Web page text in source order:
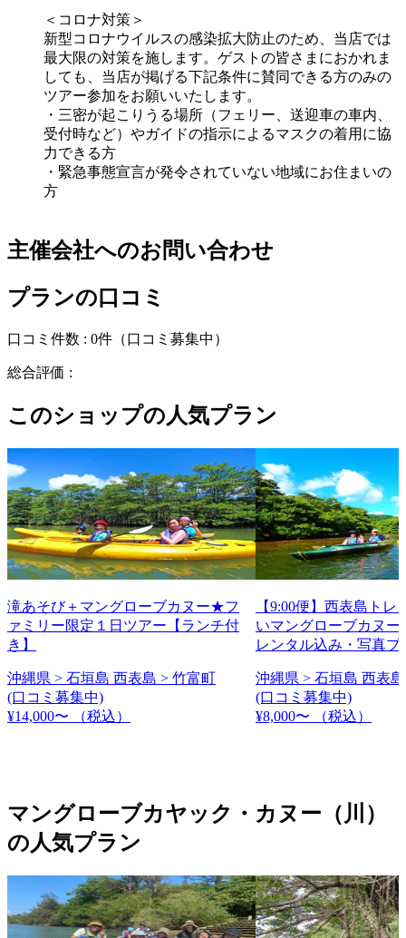
＜コロナ対策＞
新型コロナウイルスの感染拡大防止のため、当店では
最大限の対策を施します。ゲストの皆さまにおかれま
しても、当店が掲げる下記条件に賛同できる方のみの
ツアー参加をお願いいたします。
・三密が起こりうる場所（フェリー、送迎車の車内、
受付時など）やガイドの指示によるマスクの着用に協
力できる方
・緊急事態宣言が発令されていない地域にお住まいの
方
主催会社へのお問い合わせ
プランの口コミ
口コミ件数 : 0件 （口コミ募集中）
総合評価 :
このショップの人気プラン
滝あそび＋マングローブカヌー★フ
ァミリー限定１日ツアー【ランチ付
き】
沖縄県 > 石垣島 西表島 > 竹富町
(口コミ募集中)
¥14,000〜
（税込）
【9:00便】西表島トレ
いマングローブカヌー
レンタル込み・写真プ
沖縄県 > 石垣島 西表
(口コミ募集中)
¥8,000〜
（税込）
マングローブカヤック・カヌー（川）
の人気プラン